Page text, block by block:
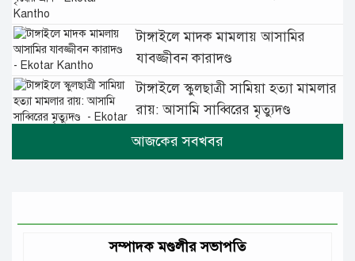
টাঙ্গাইলে মাদক মামলায় আসামির
যাবজ্জীবন কারাদণ্ড
টাঙ্গাইলে স্কুলছাত্রী সামিয়া হত্যা মামলার
রায়: আসামি সাব্বিরের মৃত্যুদণ্ড
টানা বৃষ্টিতে টাঙ্গাইলে বিপর্যস্ত জনজীবন
এখন টাঙ্গাইলে
সম্পাদক মণ্ডলীর সভাপতি